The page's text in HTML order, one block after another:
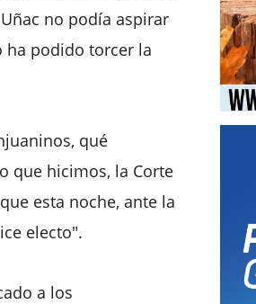
no podía aspirar
ha podido torcer la
qué
que hicimos, la Corte
esta noche, ante la
electo".
a los